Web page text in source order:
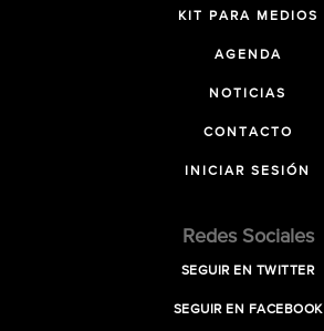
KIT PARA MEDIOS
AGENDA
NOTICIAS
CONTACTO
INICIAR SESIÓN
Redes Sociales
SEGUIR EN TWITTER
SEGUIR EN FACEBOOK